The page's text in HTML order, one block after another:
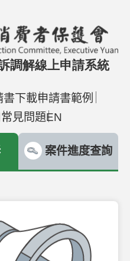
書下載申請書範例
常見問題EN
案件進度查詢